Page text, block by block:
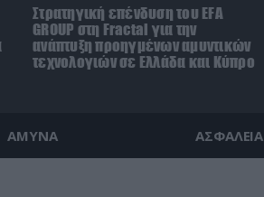
Στρατηγική επένδυση του EFA
GROUP στη Fractal για την
ανάπτυξη προηγμένων αμυντικών
τεχνολογιών σε Ελλάδα και Κύπρο
ΑΜΥΝΑ ΑΣΦΑΛΕΙΑ